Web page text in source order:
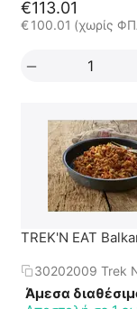
€113.01
€ 100.01 (χωρίς
−
TREK'N EAT
30202009 Trek
Άμεσα